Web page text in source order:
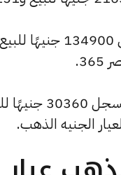
الجنيه الذهب.